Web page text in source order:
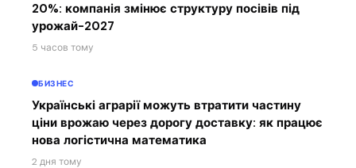
20%: компанія змінює структуру посівів під
урожай-2027
5 часов тому
БИЗНЕС
Українські аграрії можуть втратити частину
ціни врожаю через дорогу доставку: як працює
нова логістична математика
2 дня тому